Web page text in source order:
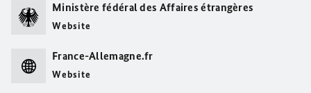
Ministère fédéral des Affaires étrangères
Website
France-Allemagne.fr
Website